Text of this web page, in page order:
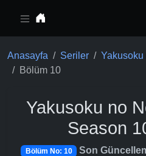
Anasayfa Seriler
Yakusoku
Bölüm 10
Yakusoku no
Season
Bölüm No: 10 Son